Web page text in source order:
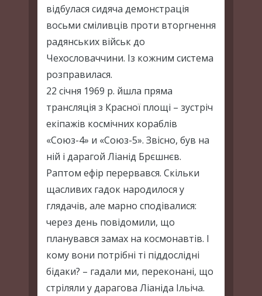
відбулася сидяча демонстрація
восьми сміливців проти вторгнення
радянських військ до
Чехословаччини. Із кожним система
розправилася.
22 січня 1969 р. йшла пряма
трансляція з Красної площі – зустріч
екіпажів космічних кораблів
«Союз-4» и «Союз-5». Звісно, був на
ній і дарагой Ліанід Брєшнєв.
Раптом ефір перервався. Скільки
щасливих гадок народилося у
глядачів, але марно сподівалися:
через день повідомили, що
планувався замах на космонавтів. І
кому вони потрібні ті піддослідні
бідаки? – гадали ми, переконані, що
стріляли у дарагова Ліаніда Ільіча.